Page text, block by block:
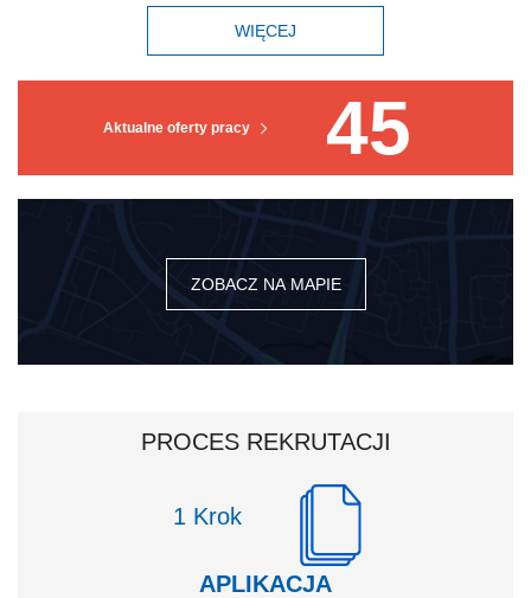
Aktualne oferty pracy 45
ZOBACZ NA MAPIE
WIĘCEJ
PROCES REKRUTACJI
Krok
APLIKACJA